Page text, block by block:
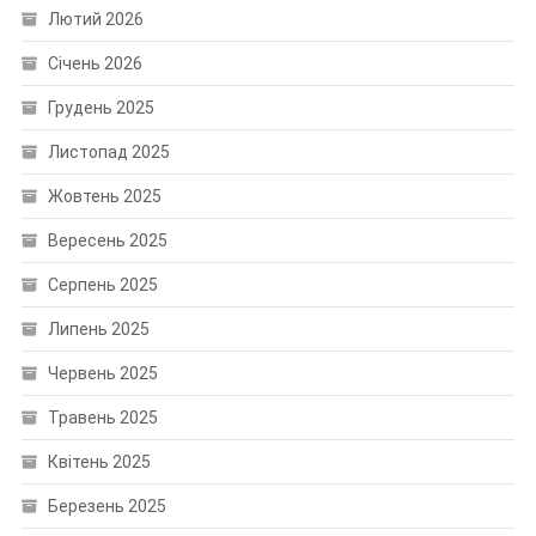
Лютий 2026
Січень 2026
Грудень 2025
Листопад 2025
Жовтень 2025
Вересень 2025
Серпень 2025
Липень 2025
Червень 2025
Травень 2025
Квітень 2025
Березень 2025